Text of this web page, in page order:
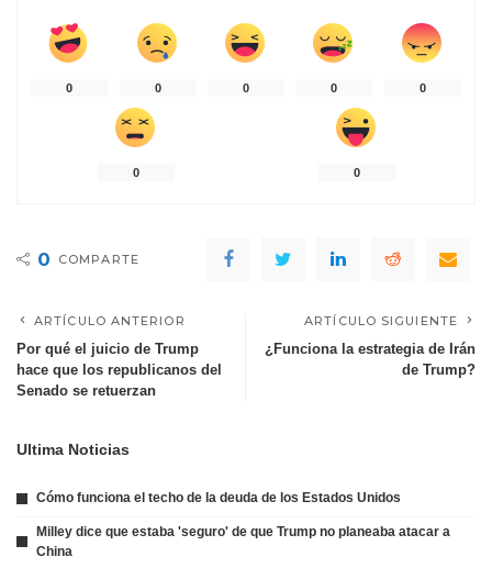
0 0 0 0 0
0 0
0 COMPARTE
ARTÍCULO ANTERIOR
Por qué el juicio de Trump
hace que los republicanos del
Senado se retuerzan
ARTÍCULO SIGUIENTE
¿Funciona la estrategia de Irán
de Trump?
Ultima Noticias
Cómo funciona el techo de la deuda de los Estados Unidos
Milley dice que estaba 'seguro' de que Trump no planeaba atacar a
China